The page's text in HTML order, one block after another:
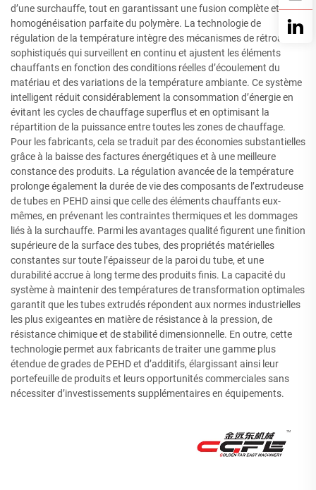
d’une surchauffe, tout en garantissant une fusion complète et une
homogénéisation parfaite du polymère. La technologie de
régulation de la température intègre des mécanismes de rétroaction
sophistiqués qui surveillent en continu et ajustent les éléments
chauffants en fonction des conditions réelles d’écoulement du
matériau et des variations de la température ambiante. Ce système
intelligent réduit considérablement la consommation d’énergie en
évitant les cycles de chauffage superflus et en optimisant la
répartition de la puissance entre toutes les zones de chauffage.
Pour les fabricants, cela se traduit par des économies substantielles
grâce à la baisse des factures énergétiques et à une meilleure
constance des produits. La régulation avancée de la température
prolonge également la durée de vie des composants de l’extrudeuse
de tubes en PEHD ainsi que celle des éléments chauffants eux-
mêmes, en prévenant les contraintes thermiques et les dommages
liés à la surchauffe. Parmi les avantages qualité figurent une finition
supérieure de la surface des tubes, des propriétés matérielles
constantes sur toute l’épaisseur de la paroi du tube, et une
durabilité accrue à long terme des produits finis. La capacité du
système à maintenir des températures de transformation optimales
garantit que les tubes extrudés répondent aux normes industrielles
les plus exigeantes en matière de résistance à la pression, de
résistance chimique et de stabilité dimensionnelle. En outre, cette
technologie permet aux fabricants de traiter une gamme plus
étendue de grades de PEHD et d’additifs, élargissant ainsi leur
portefeuille de produits et leurs opportunités commerciales sans
nécessiter d’investissements supplémentaires en équipements.